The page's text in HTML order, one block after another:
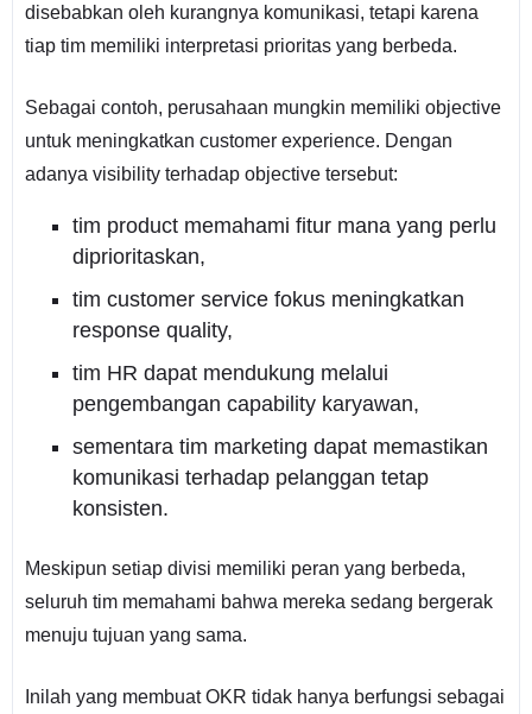
disebabkan oleh kurangnya komunikasi, tetapi karena
tiap tim memiliki interpretasi prioritas yang berbeda.
Sebagai contoh, perusahaan mungkin memiliki objective
untuk meningkatkan customer experience. Dengan
adanya visibility terhadap objective tersebut:
tim product memahami fitur mana yang perlu
diprioritaskan,
tim customer service fokus meningkatkan
response quality,
tim HR dapat mendukung melalui
pengembangan capability karyawan,
sementara tim marketing dapat memastikan
komunikasi terhadap pelanggan tetap
konsisten.
Meskipun setiap divisi memiliki peran yang berbeda,
seluruh tim memahami bahwa mereka sedang bergerak
menuju tujuan yang sama.
Inilah yang membuat OKR tidak hanya berfungsi sebagai